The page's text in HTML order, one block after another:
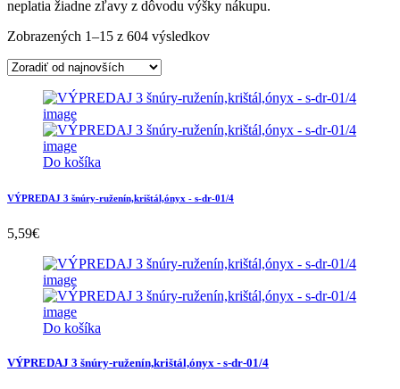
neplatia žiadne zľavy z dôvodu výšky nákupu.
Zobrazených 1–15 z 604 výsledkov
Do košíka
VÝPREDAJ 3 šnúry-ruženín,krištál,ónyx - s-dr-01/4
5,59€
Do košíka
VÝPREDAJ 3 šnúry-ruženín,krištál,ónyx - s-dr-01/4